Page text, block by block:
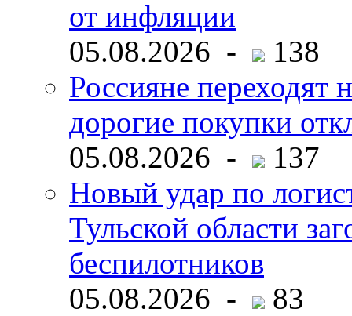
от инфляции
05.08.2026 -
138
Россияне
дорогие покупки
05.08.2026 -
137
Новый удар по
Тульской области
беспилотников
05.08.2026 -
83